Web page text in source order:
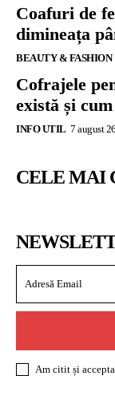
Coafuri de
dimineața
BEAUTY & FASHION
Cofrajele
există și
INFO UTIL 7 august 26
CELE MAI
Am citit și